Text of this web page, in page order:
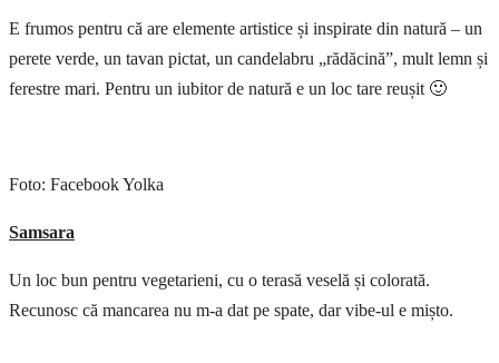
E frumos pentru că are elemente artistice și inspirate din natură – un
perete verde, un tavan pictat, un candelabru „rădăcină”, mult lemn și
ferestre mari. Pentru un iubitor de natură e un loc tare reușit 🙂
Foto: Facebook Yolka
Samsara
Un loc bun pentru vegetarieni, cu o terasă veselă și colorată.
Recunosc că mancarea nu m-a dat pe spate, dar vibe-ul e mișto.